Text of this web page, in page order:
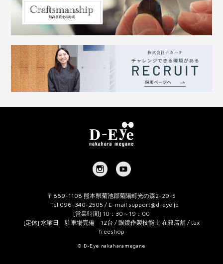
〒869-1108 熊本県菊池郡菊陽町光の森2-29-5
Tel 096-340-2505 / E-mail support@d-eye.jp
[営業時間] 10：30～19：00
[定休] 水曜日 駐車場完備 12台 / 眼鏡作製技能士 在籍店舗 / tax
freeshop
© D-Eye nakaharamegane